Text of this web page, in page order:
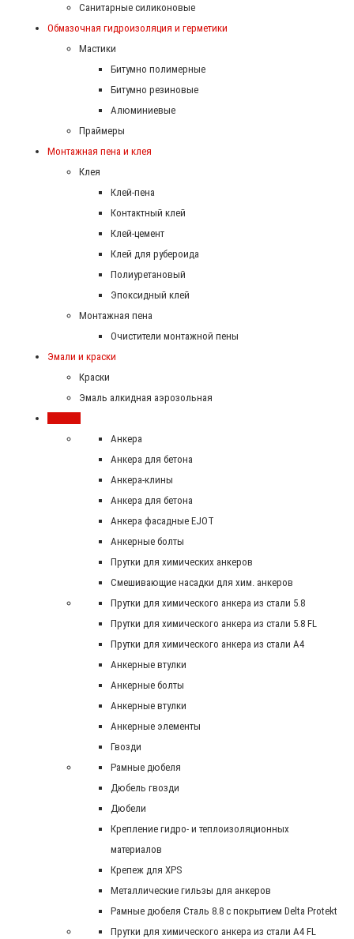
Санитарные силиконовые
Обмазочная гидроизоляция и герметики
Мастики
Битумно полимерные
Битумно резиновые
Алюминиевые
Праймеры
Монтажная пена и клея
Клея
Клей-пена
Контактный клей
Клей-цемент
Клей для рубероида
Полиуретановый
Эпоксидный клей
Монтажная пена
Очистители монтажной пены
Эмали и краски
Краски
Эмаль алкидная аэрозольная
Анкера
Анкера для бетона
Анкера-клины
Анкера для бетона
Анкера фасадные EJOT
Анкерные болты
Прутки для химических анкеров
Смешивающие насадки для хим. анкеров
Прутки для химического анкера из стали 5.8
Прутки для химического анкера из стали 5.8 FL
Прутки для химического анкера из стали А4
Анкерные втулки
Анкерные болты
Анкерные втулки
Анкерные элементы
Гвозди
Рамные дюбеля
Дюбель гвозди
Дюбели
Крепление гидро- и теплоизоляционных
материалов
Крепеж для XPS
Металлические гильзы для анкеров
Рамные дюбеля Сталь 8.8 с покрытием Delta Protekt
Прутки для химического анкера из стали А4 FL